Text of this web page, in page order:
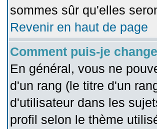
sommes sûr qu'elles
Revenir en haut de page
Comment puis-je
En général, vous ne
d'un rang (le titre d'un
d'utilisateur dans les
profil selon le thème